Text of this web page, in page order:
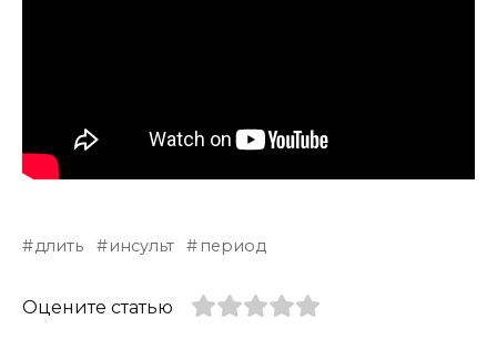
длить инсульт период
Оцените статью